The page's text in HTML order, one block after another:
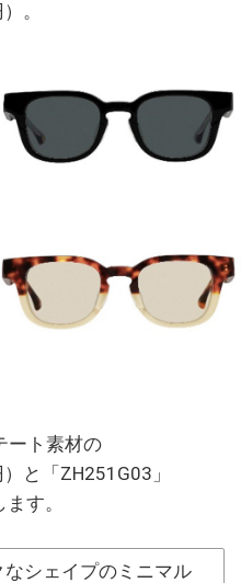
。
ート素材の
と「ZH251G03」
す。
なシェイプのミニマル